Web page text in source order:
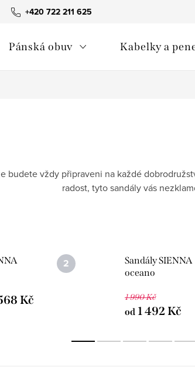
+420 722 211 625
Možnosti dopravy a platby
Pánská obuv Kabelky a
budete vždy připraveni na každé
radost, tyto sandály vás
Kč
Sandály SIENNA
oceano
1 990 Kč
od 1 492 Kč